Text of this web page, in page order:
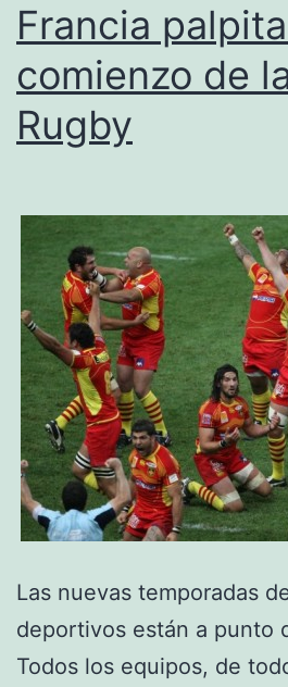
Francia
comienzo de
Rugby
Las nuevas temporadas
deportivos están a punto
Todos los equipos, de